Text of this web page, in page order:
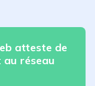
atteste de
réseau